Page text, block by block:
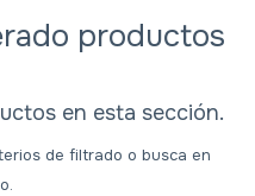
productos
en esta sección.
de filtrado o busca en